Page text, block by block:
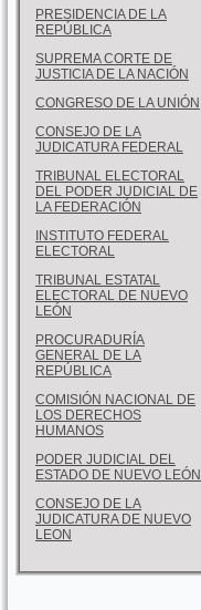
PRESIDENCIA DE LA
REPÚBLICA
SUPREMA CORTE DE
JUSTICIA DE LA NACIÓN
CONGRESO DE LA UNIÓN
CONSEJO DE LA
JUDICATURA FEDERAL
TRIBUNAL ELECTORAL
DEL PODER JUDICIAL DE
LA FEDERACIÓN
INSTITUTO FEDERAL
ELECTORAL
TRIBUNAL ESTATAL
ELECTORAL DE NUEVO
LEÓN
PROCURADURÍA
GENERAL DE LA
REPÚBLICA
COMISIÓN NACIONAL DE
LOS DERECHOS
HUMANOS
PODER JUDICIAL DEL
ESTADO DE NUEVO LEÓN
CONSEJO DE LA
JUDICATURA DE NUEVO
LEON